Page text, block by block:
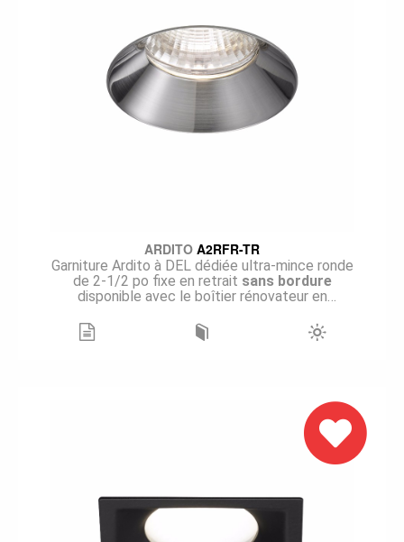
Une plaque de plâtrage MIPA2S doit être
commandée avec la garniture A2SFR-TR pour
une installation sans bordure, qui offre un look
minimaliste et contemporain. Les plaques
seront
ARDITO A2RFR-TR
Garniture Ardito à DEL dédiée ultra-mince ronde
de 2-1/2 po fixe en retrait sans bordure
disponible avec le boîtier rénovateur en
de couleur et avec un IRC de +90. Les
faisceaux étroit (15°), moyen (24°), large (36°)
000K. Le modèle A2RFR-TR, très facile
pour un
plafond uni. Idéal pour des applications
architecturales ou éclectiques, ce modèle est
offert en huit finis de réflecteur pour en
Une plaque de plâtrage MIPA2R doit être
commandée avec la garniture A2RFR-TR pour
une installation sans bordure, qui offre un look